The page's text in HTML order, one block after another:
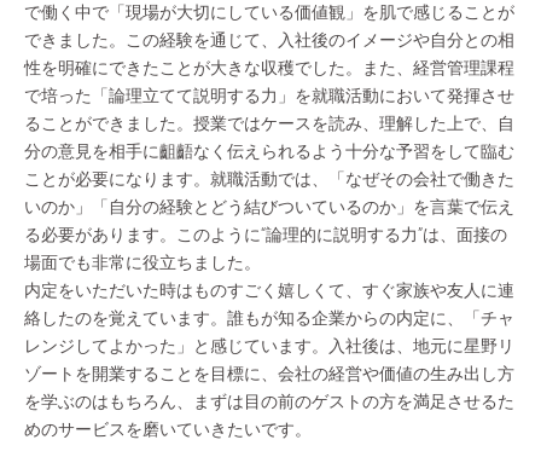
で働く中で「現場が大切にしている価値観」を肌で感じることが
できました。この経験を通じて、入社後のイメージや自分との相
性を明確にできたことが大きな収穫でした。また、経営管理課程
で培った「論理立てて説明する力」を就職活動において発揮させ
ることができました。授業ではケースを読み、理解した上で、自
分の意見を相手に齟齬なく伝えられるよう十分な予習をして臨む
ことが必要になります。就職活動では、「なぜその会社で働きた
いのか」「自分の経験とどう結びついているのか」を言葉で伝え
る必要があります。このように“論理的に説明する力”は、面接の
場面でも非常に役立ちました。
内定をいただいた時はものすごく嬉しくて、すぐ家族や友人に連
絡したのを覚えています。誰もが知る企業からの内定に、「チャ
レンジしてよかった」と感じています。入社後は、地元に星野リ
ゾートを開業することを目標に、会社の経営や価値の生み出し方
を学ぶのはもちろん、まずは目の前のゲストの方を満足させるた
めのサービスを磨いていきたいです。